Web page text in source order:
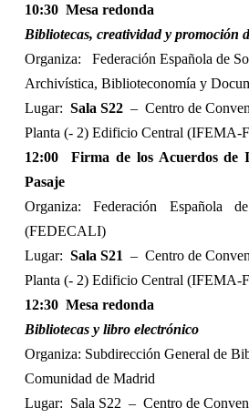
10:30 Mesa redonda
Bibliotecas, creatividad y promoción
Organiza:
Federación Española de
Archivística, Biblioteconomía y
Lugar: Sala S22 – Centro de
Planta (- 2) Edificio Central (IFEMA-
12:00
Firma de los Acuerdos de
Pasaje
Organiza: Federación Española
(FEDECALI)
Lugar: Sala S21 – Centro de
Planta (- 2) Edificio Central (IFEMA-
12:30 Mesa redonda
Bibliotecas y libro electrónico
Organiza: Subdirección General de
Comunidad de Madrid
Lugar: Sala S22 – Centro de